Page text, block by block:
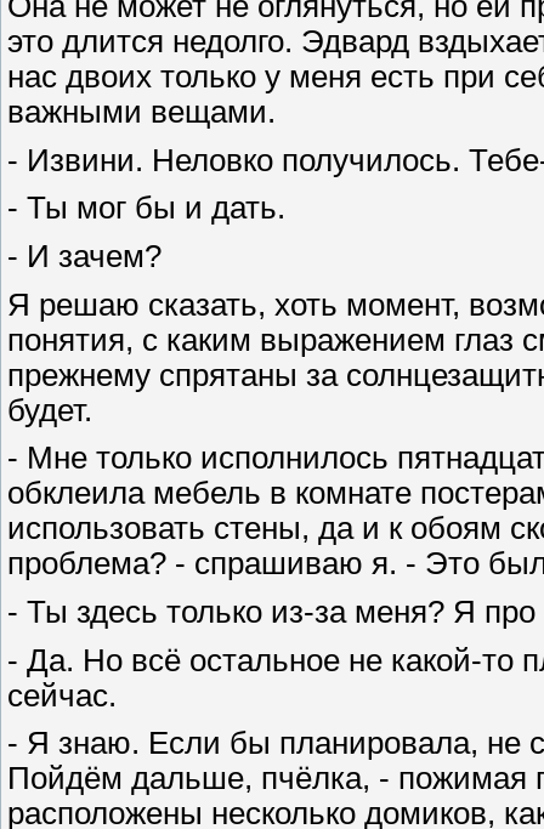
это длится недолго. Эдвард
нас двоих только у меня есть при
важными вещами.
- Извини. Неловко получилось.
- Ты мог бы и дать.
- И зачем?
Я решаю сказать, хоть момент,
понятия, с каким выражением глаз
прежнему спрятаны за
будет.
- Мне только исполнилось
обклеила мебель в комнате
использовать стены, да и к обоям
проблема? - спрашиваю я. - Это
- Ты здесь только из-за меня? Я
- Да. Но всё остальное не какой-то
сейчас.
- Я знаю. Если бы планировала, не
Пойдём дальше, пчёлка, - пожимая
расположены несколько домиков,